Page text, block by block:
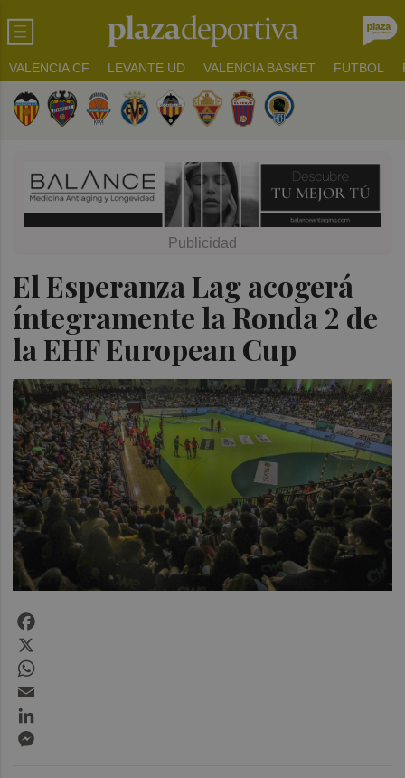
VALENCIA CF LEVANTE UD VALENCIA BASKET FUTBOL
El Esperanza Lag acogerá
íntegramente la Ronda 2 de
la EHF European Cup